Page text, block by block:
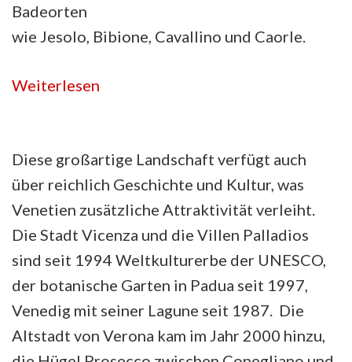
Badeorten
wie Jesolo, Bibione, Cavallino und Caorle.
Weiterlesen
Diese großartige Landschaft verfügt auch
über reichlich Geschichte und Kultur, was
Venetien zusätzliche Attraktivität verleiht.
Die Stadt Vicenza und die Villen Palladios
sind seit 1994 Weltkulturerbe der UNESCO,
der botanische Garten in Padua seit 1997,
Venedig mit seiner Lagune seit 1987. Die
Altstadt von Verona kam im Jahr 2000 hinzu,